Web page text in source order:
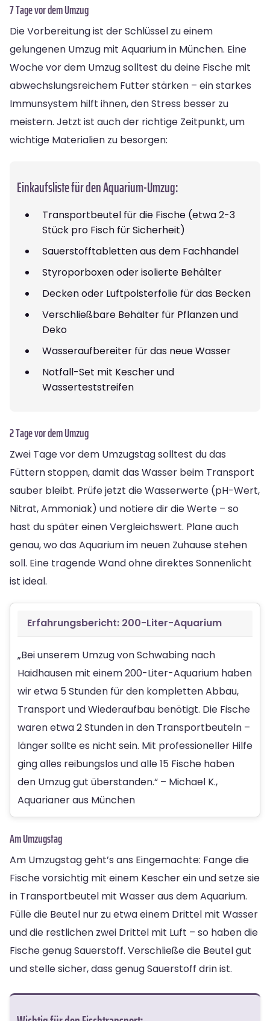
7 Tage vor dem Umzug
Die Vorbereitung ist der Schlüssel zu einem
gelungenen Umzug mit Aquarium in München. Eine
Woche vor dem Umzug solltest du deine Fische mit
abwechslungsreichem Futter stärken – ein starkes
Immunsystem hilft ihnen, den Stress besser zu
meistern. Jetzt ist auch der richtige Zeitpunkt, um
wichtige Materialien zu besorgen:
Einkaufsliste für den Aquarium-Umzug:
Transportbeutel für die Fische (etwa 2-3
Stück pro Fisch für Sicherheit)
Sauerstofftabletten aus dem Fachhandel
Styroporboxen oder isolierte Behälter
Decken oder Luftpolsterfolie für das Becken
Verschließbare Behälter für Pflanzen und
Deko
Wasseraufbereiter für das neue Wasser
Notfall-Set mit Kescher und
Wasserteststreifen
2 Tage vor dem Umzug
Zwei Tage vor dem Umzugstag solltest du das
Füttern stoppen, damit das Wasser beim Transport
sauber bleibt. Prüfe jetzt die Wasserwerte (pH-Wert,
Nitrat, Ammoniak) und notiere dir die Werte – so
hast du später einen Vergleichswert. Plane auch
genau, wo das Aquarium im neuen Zuhause stehen
soll. Eine tragende Wand ohne direktes Sonnenlicht
ist ideal.
Erfahrungsbericht: 200-Liter-Aquarium
„Bei unserem Umzug von Schwabing nach
Haidhausen mit einem 200-Liter-Aquarium haben
wir etwa 5 Stunden für den kompletten Abbau,
Transport und Wiederaufbau benötigt. Die Fische
waren etwa 2 Stunden in den Transportbeuteln –
länger sollte es nicht sein. Mit professioneller Hilfe
ging alles reibungslos und alle 15 Fische haben
den Umzug gut überstanden.“ – Michael K.,
Aquarianer aus München
Am Umzugstag
Am Umzugstag geht’s ans Eingemachte: Fange die
Fische vorsichtig mit einem Kescher ein und setze sie
in Transportbeutel mit Wasser aus dem Aquarium.
Fülle die Beutel nur zu etwa einem Drittel mit Wasser
und die restlichen zwei Drittel mit Luft – so haben die
Fische genug Sauerstoff. Verschließe die Beutel gut
und stelle sicher, dass genug Sauerstoff drin ist.